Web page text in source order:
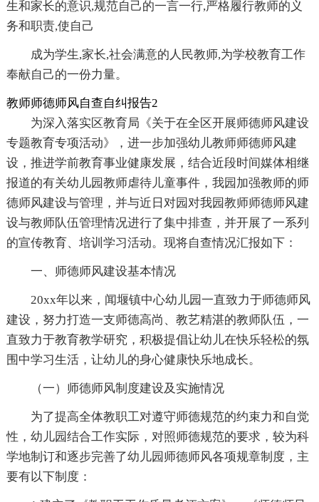
生和家长的意识,规范自己的一言一行,严格履行教师的义
务和职责,使自己
成为学生,家长,社会满意的人民教师,为学校教育工作
奉献自己的一份力量。
教师师德师风自查自纠报告2
为深入落实区教育局《关于在全区开展师德师风建设
专题教育专项活动》，进一步加强幼儿教师师德师风建
设，推进学前教育事业健康发展，结合近段时间媒体相继
报道的有关幼儿园教师虐待儿童事件，我园加强教师的师
德师风建设与管理，并与近日对园对我园教师师德师风建
设与教师队伍管理情况进行了集中排查，并开展了一系列
的宣传教育、培训学习活动。现将自查情况汇报如下：
一、师德师风建设基本情况
20xx年以来，闻堰镇中心幼儿园一直致力于师德师风
建设，努力打造一支师德高尚、教艺精湛的教师队伍，一
直致力于教育教学研究，积极提倡让幼儿在快乐轻松的氛
围中学习生活，让幼儿的身心健康快乐地成长。
（一）师德师风制度建设及实施情况
为了提高全体教职工对遵守师德规范的约束力和自觉
性，幼儿园结合工作实际，对照师德规范的要求，较为科
学地制订和逐步完善了幼儿园师德师风各项规章制度，主
要有以下制度：